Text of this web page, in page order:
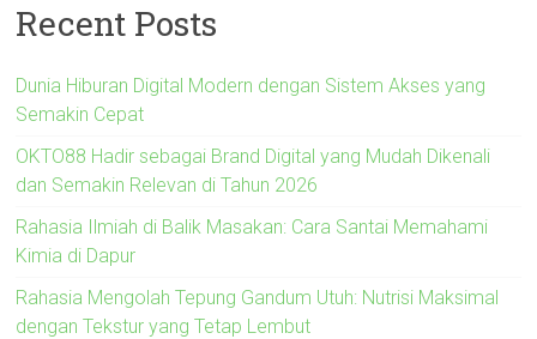
Recent Posts
Dunia Hiburan Digital Modern dengan Sistem Akses yang
Semakin Cepat
OKTO88 Hadir sebagai Brand Digital yang Mudah Dikenali
dan Semakin Relevan di Tahun 2026
Rahasia Ilmiah di Balik Masakan: Cara Santai Memahami
Kimia di Dapur
Rahasia Mengolah Tepung Gandum Utuh: Nutrisi Maksimal
dengan Tekstur yang Tetap Lembut